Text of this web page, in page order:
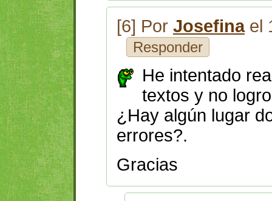
[6] Por Josefinael
Responder
He intentado
textos y no
¿Hay algún lugar
errores?.
Gracias